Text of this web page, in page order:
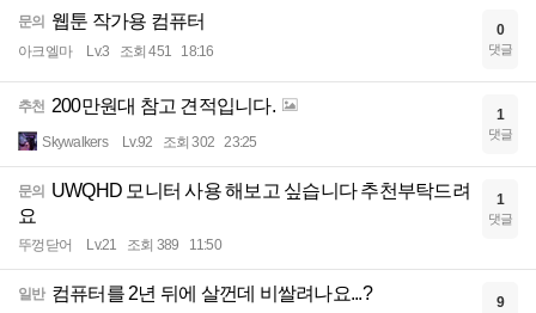
문의 웹툰 작가용 컴퓨터
아크엘마 Lv.3 조회 451 18:16
0
댓글
추천 200만원대 참고 견적입니다.
Skywalkers Lv.92 조회 302 23:25
1
댓글
문의
UWQHD 모니터 사용 해보고 싶습니다 추천부탁드려
요
뚜껑닫어 Lv.21 조회 389 11:50
1
댓글
일반 컴퓨터를 2년 뒤에 살껀데 비쌀려나요...? 9